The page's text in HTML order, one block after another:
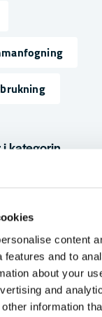
content
features and to
about your
and
information
Skicka fråga
kategorin